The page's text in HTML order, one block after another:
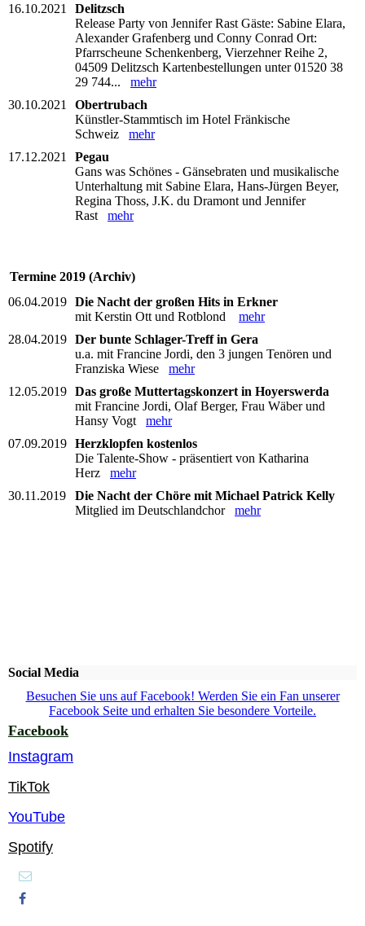
16.10.2021
Delitzsch
Release Party von Jennifer Rast Gäste: Sabine Elara,
Alexander Grafenberg und Conny Conrad Ort:
Pfarrscheune Schenkenberg, Vierzehner Reihe 2,
04509 Delitzsch Kartenbestellungen unter 01520 38
29 744... mehr
30.10.2021
Obertrubach
Künstler-Stammtisch im Hotel Fränkische
Schweiz mehr
17.12.2021
Pegau
Gans was Schönes - Gänsebraten und musikalische
Unterhaltung mit Sabine Elara, Hans-Jürgen Beyer,
Regina Thoss, J.K. du Dramont und Jennifer
Rast mehr
Termine 2019 (Archiv)
06.04.2019 Die Nacht der großen Hits in Erkner
mit Kerstin Ott und Rotblond mehr
28.04.2019 Der bunte Schlager-Treff in Gera
u.a. mit Francine Jordi, den 3 jungen Tenören und
Franziska Wiese mehr
12.05.2019 Das große Muttertagskonzert in Hoyerswerda
mit Francine Jordi, Olaf Berger, Frau Wäber und
Hansy Vogt mehr
07.09.2019 Herzklopfen kostenlos
Die Talente-Show - präsentiert von Katharina
Herz mehr
30.11.2019
Die Nacht der Chöre mit Michael Patrick Kelly
Mitglied im Deutschlandchor mehr
Social Media
Besuchen Sie uns auf Facebook! Werden Sie ein Fan unserer
Facebook Seite und erhalten Sie besondere Vorteile.
Facebook
Instagram
TikTok
YouTube
Spotify